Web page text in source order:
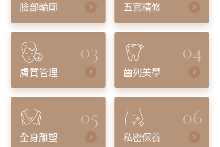
臉部輪廓 五官精修
03
膚質管理
04
齒列美學
05
全身雕塑
06
私密保養